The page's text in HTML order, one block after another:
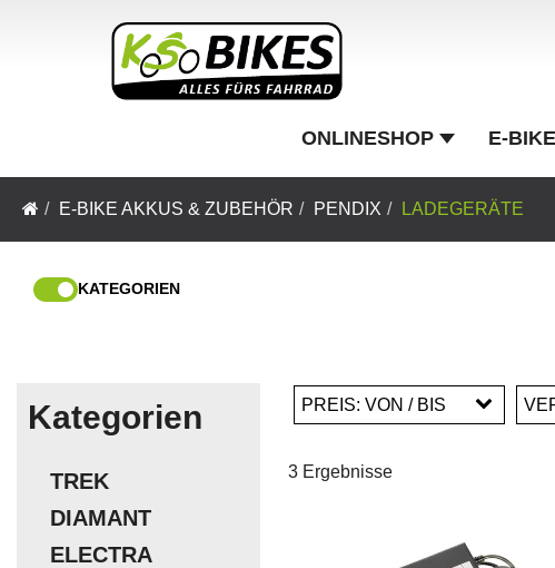
ONLINESHOP E-
E-BIKE AKKUS & ZUBEHÖR PENDIX LADEGERÄTE
KATEGORIEN
Kategorien
TREK
DIAMANT
ELECTRA
PREIS: VON / BIS
3 Ergebnisse